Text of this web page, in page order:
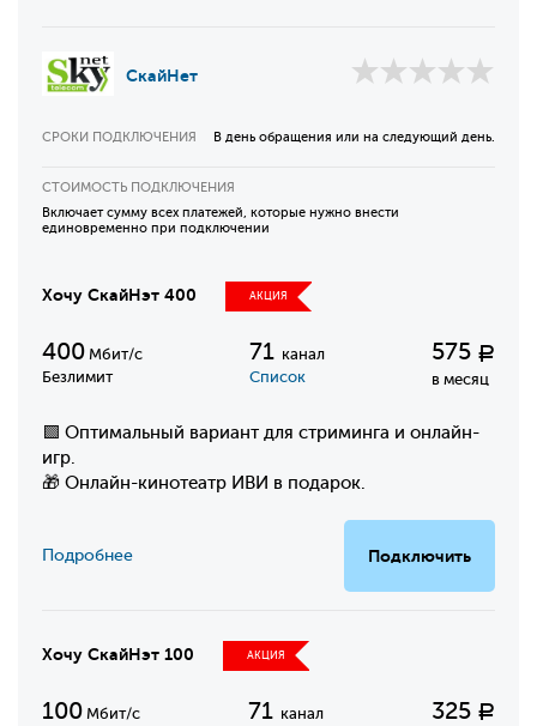
СкайНет
СРОКИ ПОДКЛЮЧЕНИЯ В день обращения или на следующий день.
СТОИМОСТЬ ПОДКЛЮЧЕНИЯ
Включает сумму всех платежей, которые нужно внести
единовременно при подключении
Хочу СкайНэт 400 АКЦИЯ
400 Мбит/с
Безлимит
71 канал
Список
575 Р
в месяц
🟩 Оптимальный вариант для стриминга и онлайн-
игр.
🎁 Онлайн-кинотеатр ИВИ в подарок.
Подключить
Подробнее
Хочу СкайНэт 100 АКЦИЯ
100 Мбит/с
71 канал
325 Р